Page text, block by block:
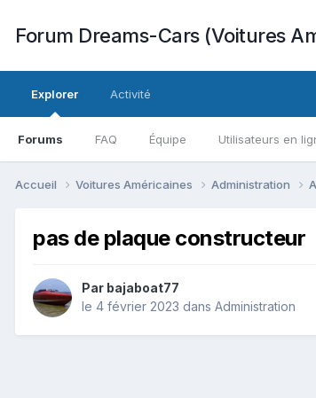
Forum Dreams-Cars (Voitures
Explorer
Forums FAQ Équipe Utilisateurs en
Activité
Accueil Voitures Américaines Administration
pas de plaque constructeur
Par bajaboat77
le 4 février 2023 dans Administration